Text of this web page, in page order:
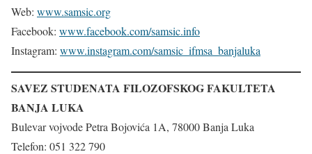
Web: www.samsic.org
Facebook: www.facebook.com/samsic.info
Instagram: www.instagram.com/samsic_ifmsa_banjaluka
SAVEZ STUDENATA FILOZOFSKOG FAKULTETA
BANJA LUKA
Bulevar vojvode Petra Bojovića 1A, 78000 Banja Luka
Telefon: 051 322 790